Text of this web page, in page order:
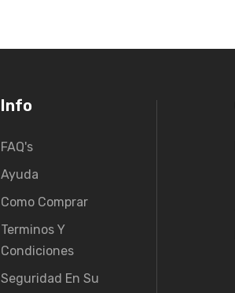
Info
FAQ's
Ayuda
Como Comprar
Terminos Y
Condiciones
Seguridad En Su